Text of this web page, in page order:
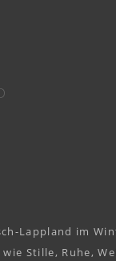
Lappland im
Stille, Ruhe,